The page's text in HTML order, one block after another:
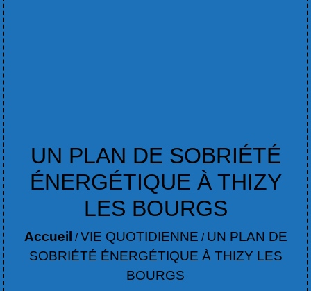
UN PLAN DE SOBRIÉTÉ
ÉNERGÉTIQUE À THIZY
LES BOURGS
Accueil /VIE QUOTIDIENNE / UN PLAN DE
SOBRIÉTÉ ÉNERGÉTIQUE À THIZY LES
BOURGS